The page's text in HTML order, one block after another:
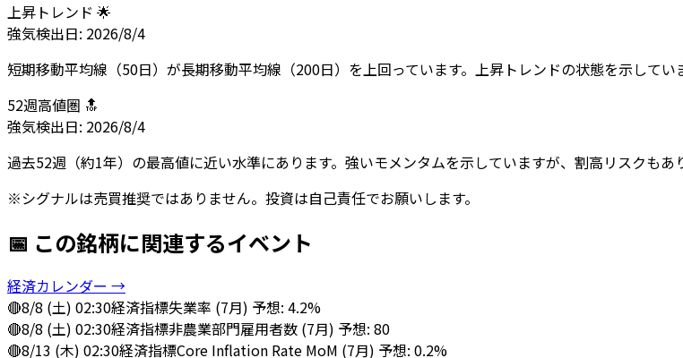
上昇トレンド 🌟
強気検出日: 2026/8/4
短期移動平均線（50日）が長期移動平均線（200日）を上回っています。上昇トレンドの状態を示して
52週高値圏 🔝
強気検出日: 2026/8/4
過去52週（約1年）の最高値に近い水準にあります。強いモメンタムを示していますが、割高リスクもあ
※シグナルは売買推奨ではありません。投資は自己責任でお願いします。
📅 この銘柄に関連するイベント
経済カレンダー →
🔴8/8 (土) 02:30経済指標失業率 (7月) 予想: 4.2%
🔴8/8 (土) 02:30経済指標非農業部門雇用者数 (7月) 予想: 80
🔴8/13 (木) 02:30経済指標Core Inflation Rate MoM (7月) 予想: 0.2%